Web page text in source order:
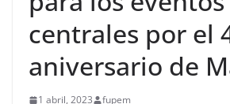
centrales por el
aniversario de
1 abril, 2023 fupem